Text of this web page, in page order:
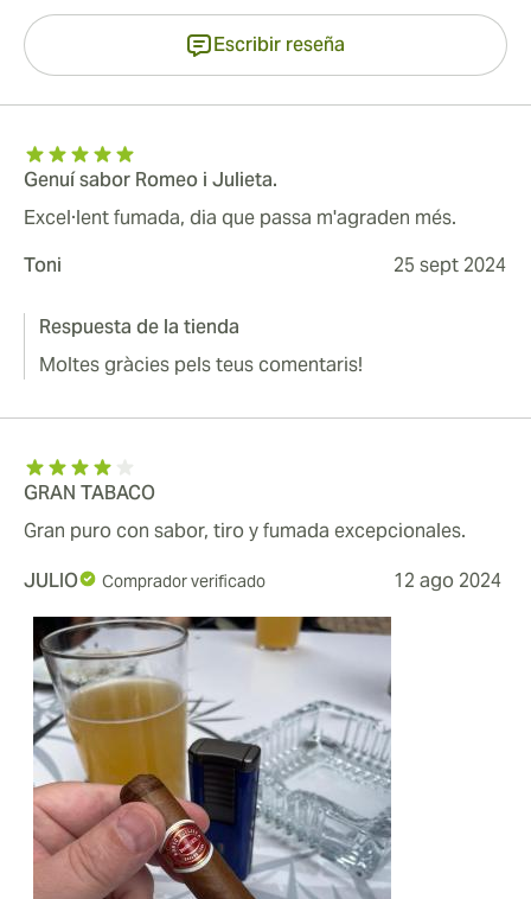
Escribir reseña
Genuí sabor Romeo i Julieta.
Excel·lent fumada, dia que passa m'agraden més.
Toni
25 sept 2024
Respuesta de la tienda
Moltes gràcies pels teus comentaris!
GRAN TABACO
Gran puro con sabor, tiro y fumada excepcionales.
JULIO
Comprador verificado 12 ago 2024